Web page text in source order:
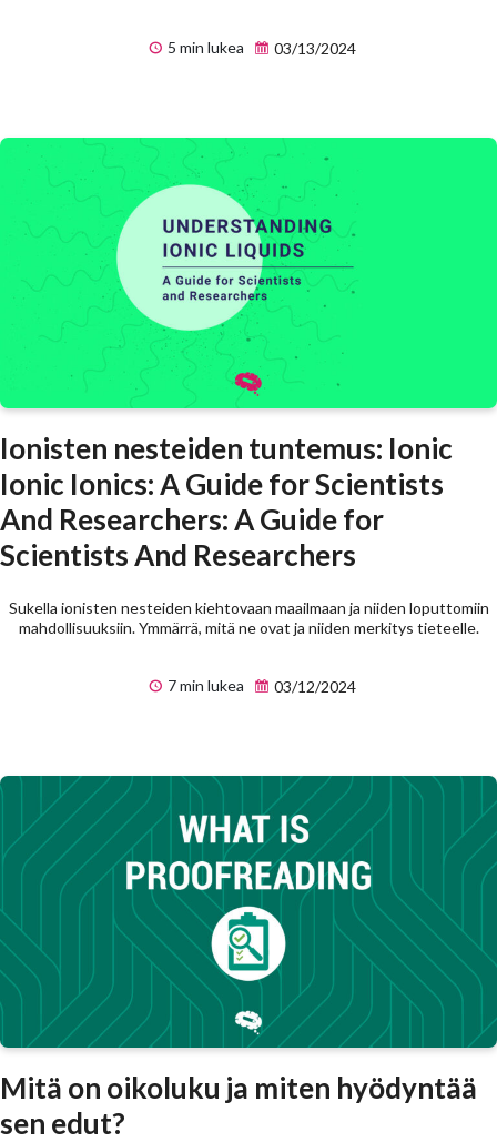
5 min lukea 03/13/2024
Ionisten nesteiden tuntemus: Ionic
Ionic Ionics: A Guide for Scientists
And Researchers: A Guide for
Scientists And Researchers
Sukella ionisten nesteiden kiehtovaan maailmaan ja niiden loputtomiin
mahdollisuuksiin. Ymmärrä, mitä ne ovat ja niiden merkitys tieteelle.
7 min lukea 03/12/2024
Mitä on oikoluku ja miten hyödyntää
sen edut?